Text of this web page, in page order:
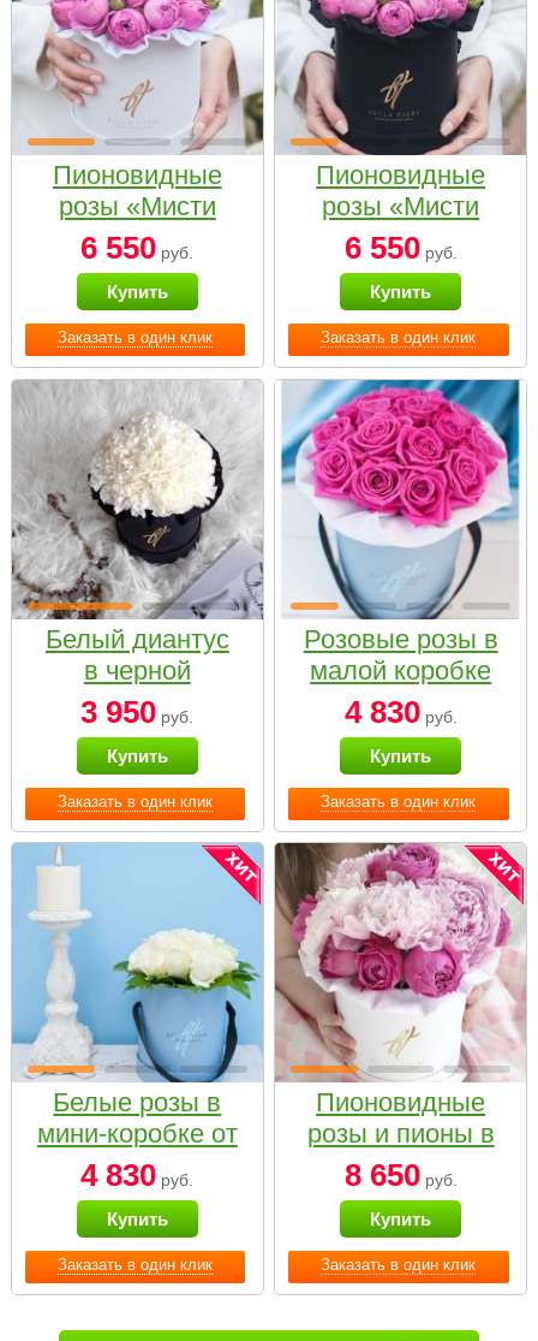
Заказать в один клик
Пионовидные
розы «Мисти
бабблс» в белой
коробке Small
6 550 руб.
Купить
Заказать в один клик
Пионовидные
розы «Мисти
бабблс» в
черной коробке
Small
6 550руб.
Купить
Заказать в один клик
Белый диантус
в черной
коробке Small
3 950 руб.
Купить
Заказать в один клик
Розовые розы в
малой коробке
4 830руб.
Купить
Заказать в один клик
Белые розы в
мини-коробке от
Bella Fiori
4 830 руб.
Купить
Заказать в один клик
Пионовидные
розы и пионы в
белой коробке
Small
8 650руб.
Купить